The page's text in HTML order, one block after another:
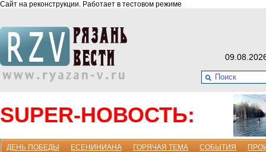
Сайт на реконструкции. Работает в тестовом режиме
SUPER-НОВОСТЬ:
ДЕНЬ ПОБЕДЫ ЕСЕНИНИАНА ГОРЯЧАЯ ТЕМА СОБЫТИЯ